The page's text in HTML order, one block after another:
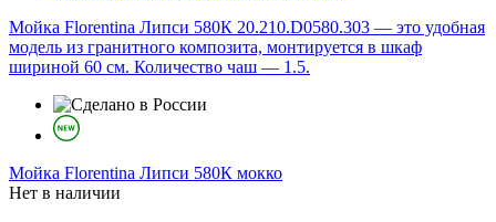
Мойка Florentina Липси 580К 20.210.D0580.303 — это удобная
модель из гранитного композита, монтируется в шкаф
шириной 60 см. Количество чаш — 1.5.
Мойка Florentina Липси 580К мокко
Нет в наличии